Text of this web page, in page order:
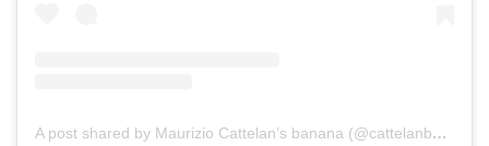
A post shared by Maurizio Cattelan’s banana (@cattelanbanana)